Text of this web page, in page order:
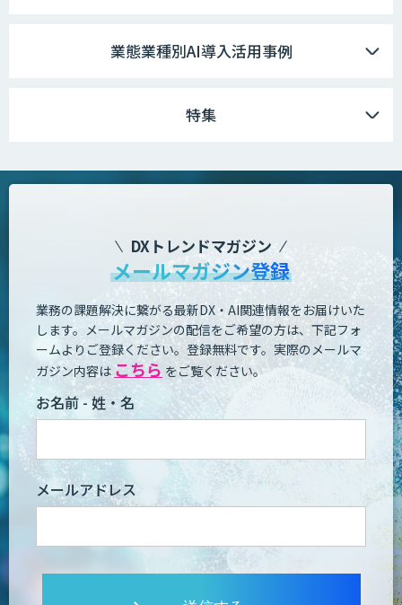
業態業種別AI導入活用事例
特集
DXトレンドマガジン
メールマガジン登録
業務の課題解決に繋がる最新DX・AI関連情報をお届けいた
します。 メールマガジンの配信をご希望の方は、下記フォ
ームよりご登録ください。登録無料です。 実際のメールマ
ガジン内容は こちら をご覧ください。
お名前 - 姓・名
メールアドレス